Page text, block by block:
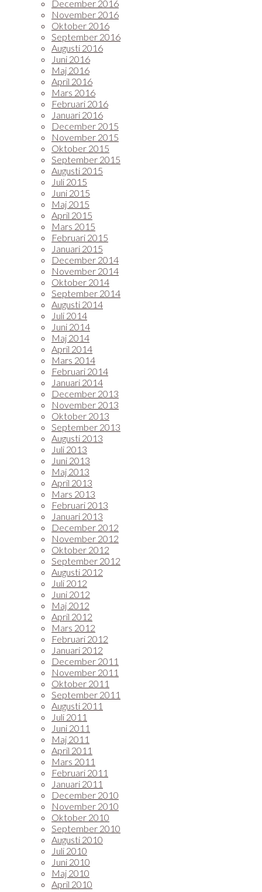
December 2016
November 2016
Oktober 2016
September 2016
Augusti 2016
Juni 2016
Maj 2016
April 2016
Mars 2016
Februari 2016
Januari 2016
December 2015
November 2015
Oktober 2015
September 2015
Augusti 2015
Juli 2015
Juni 2015
Maj 2015
April 2015
Mars 2015
Februari 2015
Januari 2015
December 2014
November 2014
Oktober 2014
September 2014
Augusti 2014
Juli 2014
Juni 2014
Maj 2014
April 2014
Mars 2014
Februari 2014
Januari 2014
December 2013
November 2013
Oktober 2013
September 2013
Augusti 2013
Juli 2013
Juni 2013
Maj 2013
April 2013
Mars 2013
Februari 2013
Januari 2013
December 2012
November 2012
Oktober 2012
September 2012
Augusti 2012
Juli 2012
Juni 2012
Maj 2012
April 2012
Mars 2012
Februari 2012
Januari 2012
December 2011
November 2011
Oktober 2011
September 2011
Augusti 2011
Juli 2011
Juni 2011
Maj 2011
April 2011
Mars 2011
Februari 2011
Januari 2011
December 2010
November 2010
Oktober 2010
September 2010
Augusti 2010
Juli 2010
Juni 2010
Maj 2010
April 2010